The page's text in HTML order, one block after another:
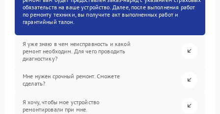
обязательств на ваше устройство. Далее, после выполнения работ
по ремонту техники, вы получите акт выполненных работ и
гарантийный талон.
Я уже знаю в чем неисправность и какой
ремонт необходим. Для чего проводить
диагностику?
Мне нужен срочный ремонт. Сможете
сделать?
Я хочу, чтобы мое устройство
ремонтировали при мне.